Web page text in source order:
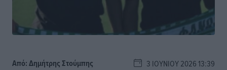
Από:Δημήτρης Στούμπης 3 ΙΟΥΝΊΟΥ 2026 13:39